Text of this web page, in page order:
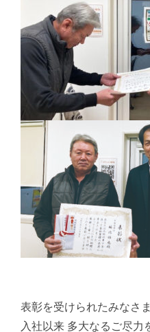
表彰を受けられたみなさ
入社以来 多大なるご尽力